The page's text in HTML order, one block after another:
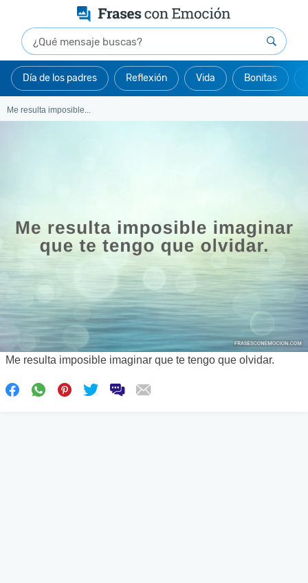
Día de los padres Reflexión Vida Bonitas
Me resulta imposible...
Me resulta imposible imaginar que te tengo que olvidar.